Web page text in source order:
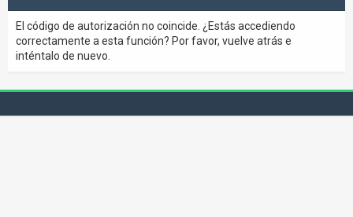
El código de autorización no coincide. ¿Estás accediendo
correctamente a esta función? Por favor, vuelve atrás e
inténtalo de nuevo.